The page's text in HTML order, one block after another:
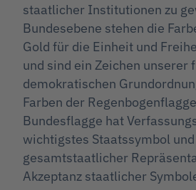
staatlicher Institutionen zu
Bundesebene stehen die
Gold für die Einheit und
und sind ein Zeichen unserer
demokratischen
Farben der
Bundesflagge hat
wichtigstes Staatssymbol
gesamtstaatlicher
Akzeptanz staatlicher